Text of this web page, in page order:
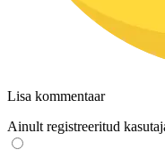
Lisa kommentaar
Ainult registreeritud